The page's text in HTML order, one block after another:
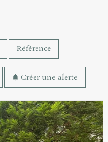
Référence
Créer une alerte